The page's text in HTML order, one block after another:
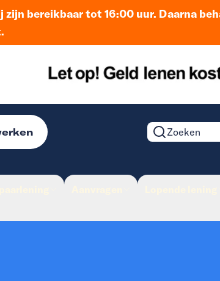
bereikbaar tot 16:00 uur. Daarna
Zoeken op de